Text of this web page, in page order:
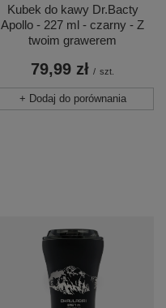
Kubek do kawy Dr.Bacty
Apollo - 227 ml - czarny - Z
twoim grawerem
79,99 zł / szt.
+ Dodaj do porównania